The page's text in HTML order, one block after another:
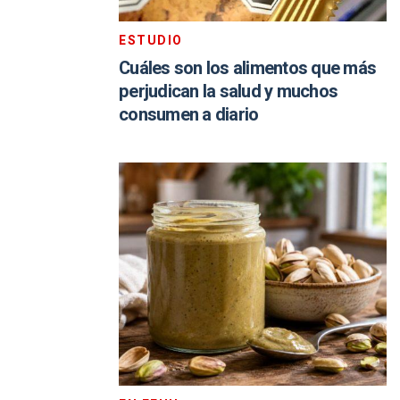
ESTUDIO
Cuáles son los alimentos que más
perjudican la salud y muchos
consumen a diario